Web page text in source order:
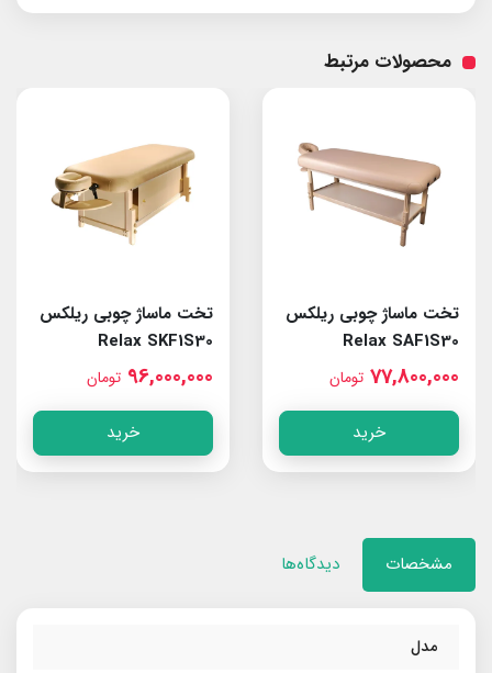
محصولات مرتبط
تخت ماساژ چوبی ریلکس
Relax SAF1S30
77,800,000 تومان
خرید
تخت ماساژ چوبی ریلکس
Relax SKF1S30
96,000,000 تومان
خرید
مشخصات دیدگاه‌ها
مدل